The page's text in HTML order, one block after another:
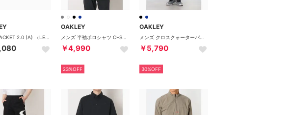
OAKLEY
￥4,990
23%OFF
OAKLEY
￥5,790
30%OFF